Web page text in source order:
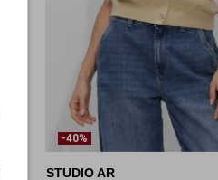
-40%
STUDIO AR